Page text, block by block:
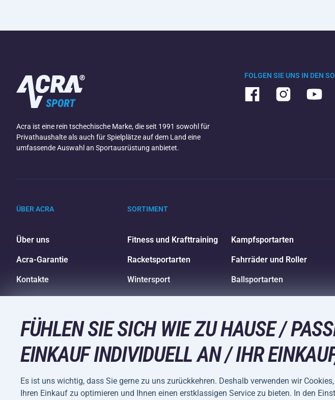
Acra ist eine rein tschechische Marke, die seit 1991 sowohl für
Privathaushalte als auch für Spielplätze auf dem Land eine
umfassende Auswahl an Sportausrüstung anbietet.
FOLGEN SIE UNS IN DEN
ÜBER ACRA
Über uns
Acra-Garantie
Kontakte
Großhandel
Einkaufsratgeber
SORTIMENT
Fitness und Krafttraining
Racketsportarten
Wintersport
Freizeit und Unterhaltung
Camping und Wandern
Kampfsportarten
Fahrräder und Roller
Ballsportarten
Wassersport
Sportbekleidung und
Accessoires
FÜHLEN SIE SICH WIE ZU HAUSE /
EINKAUF INDIVIDUELL AN / IHR
Es ist uns wichtig, dass Sie gerne zu uns zurückkehren. Deshalb verwenden wir
Ihren Einkauf zu optimieren und Ihnen einen erstklassigen Service zu bieten. In den